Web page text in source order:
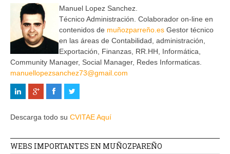
Manuel Lopez Sanchez.
Técnico Administración. Colaborador on-line en
contenidos de muñozparreño.es Gestor técnico
en las áreas de Contabilidad, administración,
Exportación, Finanzas, RR.HH, Informática,
Community Manager, Social Manager, Redes Informaticas.
manuellopezsanchez73@gmail.com
Descarga todo su CVITAE Aquí
WEBS IMPORTANTES EN MUÑOZPAREÑO